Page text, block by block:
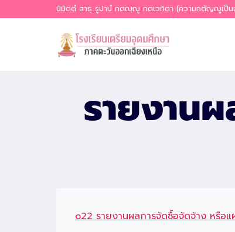
นิมิตฺตํ สาธุ รูปานํ กตญฺญู กตเวทิตา (ความกตัญญูเป็น
รายงาน
o22 รายงานผลการจัดซื้อจัดจ้าง หรือ